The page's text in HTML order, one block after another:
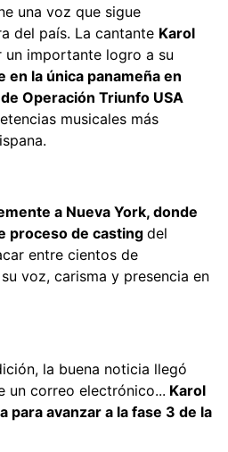
una voz que sigue
del país. La cantante Karol
un importante logro a su
en la única panameña en
Operación Triunfo USA
musicales más
a Nueva York, donde
proceso de casting del
entre cientos de
voz, carisma y presencia en
la buena noticia llegó
un correo electrónico... Karol
para avanzar a la fase 3 de la